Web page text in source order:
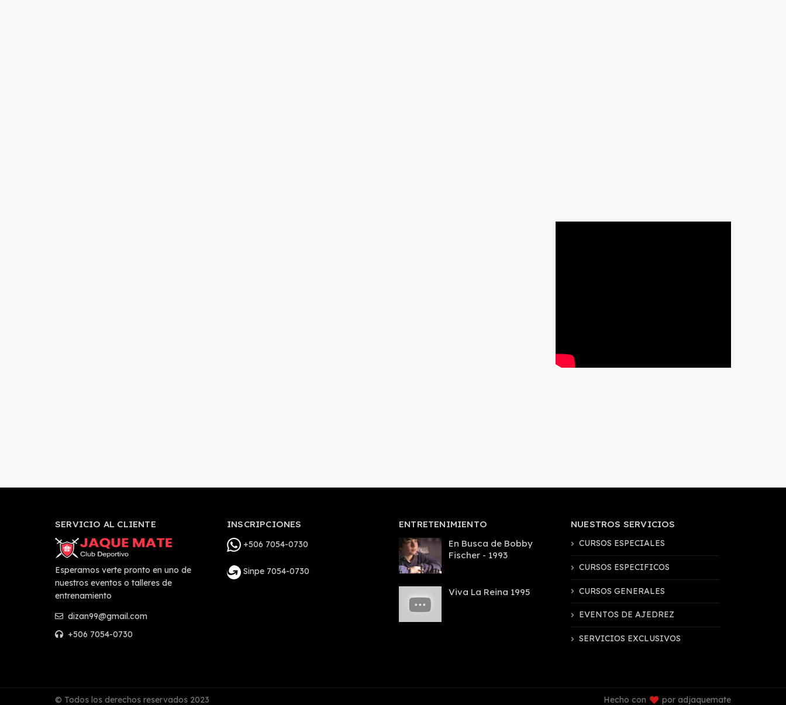
SERVICIO AL CLIENTE
Esperamos verte pronto en uno de
nuestros eventos o talleres de
entrenamiento
dizan99@gmail.com
+506 7054-0730
INSCRIPCIONES
+506 7054-0730
Sinpe 7054-0730
ENTRETENIMIENTO
En Busca de Bobby
Fischer - 1993
Viva La Reina 1995
NUESTROS SERVICIOS
CURSOS ESPECIALES
CURSOS ESPECIFICOS
CURSOS GENERALES
EVENTOS DE AJEDREZ
SERVICIOS EXCLUSIVOS
© Todos los derechos reservados 2023 Hecho con por adjaquemate